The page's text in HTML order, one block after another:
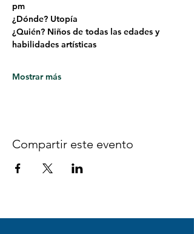
pm
¿Dónde? Utopía
¿Quién? Niños de todas las edades y
habilidades artísticas
Mostrar más
Compartir este evento